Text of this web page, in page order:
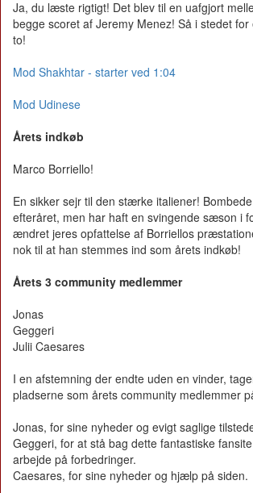
Ja, du læste rigtigt! Det blev til en uafgjort
begge scoret af Jeremy Menez! Så i stedet
to!
Mod Shakhtar - starter ved 1:04
Mod Udinese
Årets indkøb
Marco Borriello!
En sikker sejr til den stærke italiener!
efteråret, men har haft en svingende sæson i
ændret jeres opfattelse af Borriellos
nok til at han stemmes ind som årets indkøb!
Årets 3 community medlemmer
Jonas
Geggeri
Julii Caesares
I en afstemning der endte uden en vinder,
pladserne som årets community medlemmer
Jonas, for sine nyheder og evigt saglige
Geggeri, for at stå bag dette fantastiske
arbejde på forbedringer.
Caesares, for sine nyheder og hjælp på siden.